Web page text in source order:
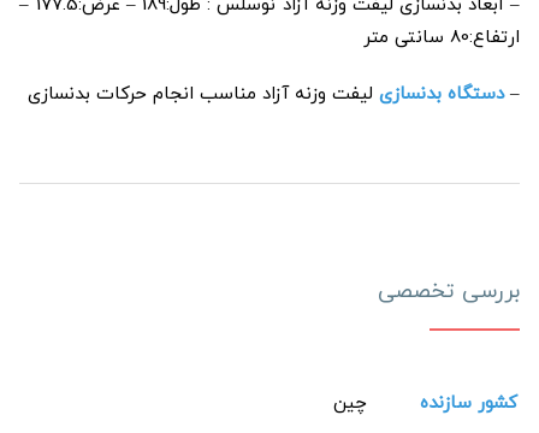
– ابعاد بدنسازی لیفت وزنه آزاد نوسلس : طول:189 – عرض:177.5 –
ارتفاع:80 سانتی متر
–دستگاه بدنسازی لیفت وزنه آزاد مناسب انجام حرکات بدنسازی
بررسی تخصصی
کشور سازنده
چین